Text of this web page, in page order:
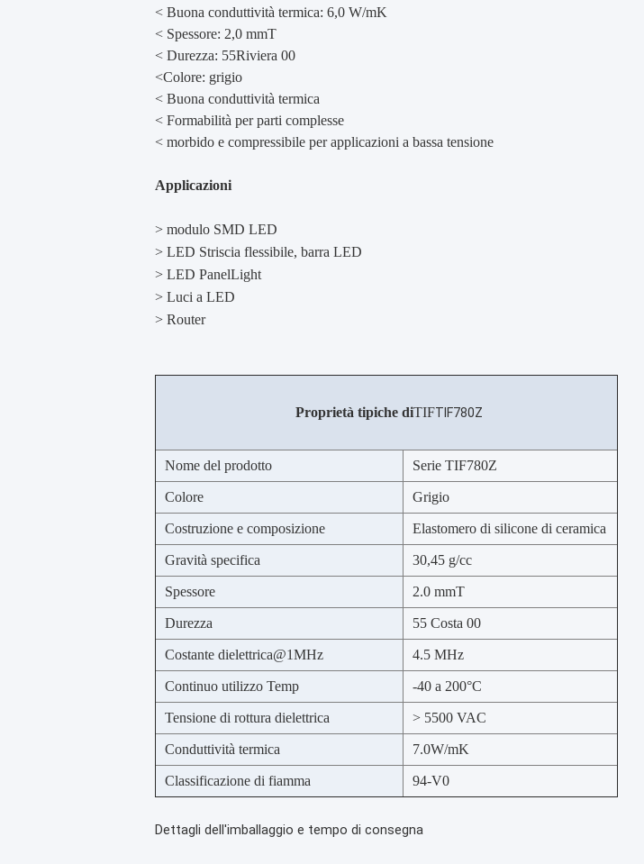
< Buona conduttività termica: 6,0 W/mK
< Spessore: 2,0 mmT
< Durezza: 55Riviera 00
<Colore: grigio
< Buona conduttività termica
< Formabilità per parti complesse
< morbido e compressibile per applicazioni a bassa tensione
Applicazioni
> modulo SMD LED
> LED Striscia flessibile, barra LED
> LED PanelLight
> Luci a LED
> Router
Proprietà tipiche diTIFTIF780Z
Nome del prodotto Serie TIF780Z
Colore Grigio
Costruzione e composizione Elastomero di silicone di ceramica
Gravità specifica 30,45 g/cc
Spessore 2.0 mmT
Durezza 55 Costa 00
Costante dielettrica@1MHz 4.5 MHz
Continuo utilizzo Temp -40 a 200°C
Tensione di rottura dielettrica > 5500 VAC
Conduttività termica 7.0W/mK
Classificazione di fiamma 94-V0
Dettagli dell'imballaggio e tempo di consegna